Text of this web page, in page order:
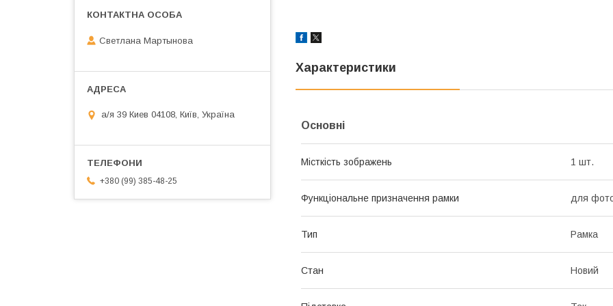
Характеристики
Основні
Місткість зображень 1 шт.
Функціональне призначення рамки для
Тип Рамка
Стан Новий
Светлана Мартынова
а/я 39 Киев 04108, Київ, Україна
+380 (99) 385-48-25